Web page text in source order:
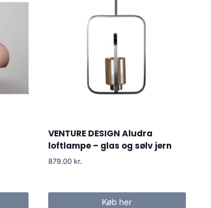
VENTURE DESIGN Aludra
loftlampe – glas og sølv jern
879.00 kr.
Køb her